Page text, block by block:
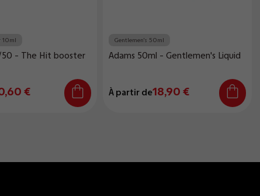
10ml
- The Hit booster
€
Gentlemen's 50ml
Adams 50ml - Gentlemen's Liquid
À partir de18,90 €